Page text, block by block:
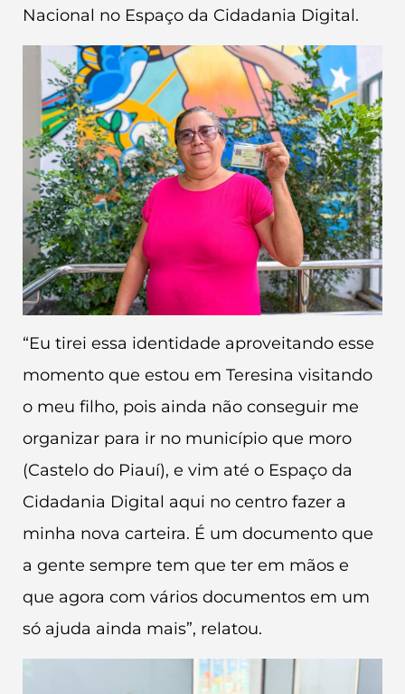
Nacional no Espaço da Cidadania Digital.
“Eu tirei essa identidade aproveitando esse
momento que estou em Teresina visitando
o meu filho, pois ainda não conseguir me
organizar para ir no município que moro
(Castelo do Piauí), e vim até o Espaço da
Cidadania Digital aqui no centro fazer a
minha nova carteira. É um documento que
a gente sempre tem que ter em mãos e
que agora com vários documentos em um
só ajuda ainda mais”, relatou.